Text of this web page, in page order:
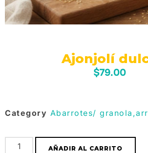
Ajonjolí
$79.00
Category Abarrotes/
AÑADIR AL CARRITO